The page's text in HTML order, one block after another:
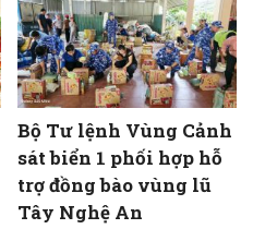
Bộ Tư lệnh Vùng Cảnh
sát biển 1 phối hợp hỗ
trợ đồng bào vùng lũ
Tây Nghệ An